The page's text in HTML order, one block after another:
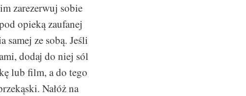
zarezerwuj sobie
opieką zaufanej
samej ze sobą. Jeśli
dodaj do niej sól
lub film, a do tego
Nałóż na